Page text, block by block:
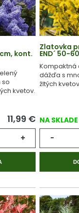
cm, kont.
so
kvetov.
11,99 €
+
Zlatovka
END´ 50-
Kompaktná
dážďa s
žltých
NA SKLADE
-